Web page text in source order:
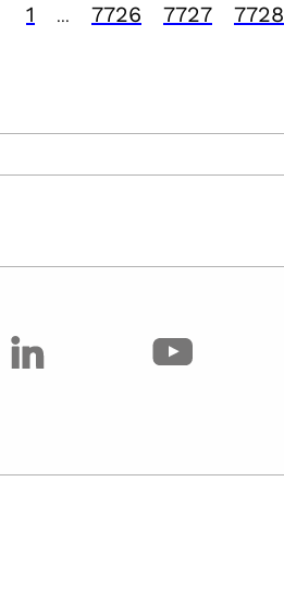
1 7726 7727 7728